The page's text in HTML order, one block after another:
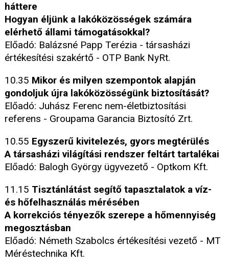
háttere
Hogyan éljünk a lakóközösségek számára
elérhető állami támogatásokkal?
Előadó: Balázsné Papp Terézia - társasházi
értékesítési szakértő - OTP Bank NyRt.
10.35 Mikor és milyen szempontok alapján
gondoljuk újra lakóközösségünk biztosítását?
Előadó: Juhász Ferenc nem-életbiztosítási
referens - Groupama Garancia Biztosító Zrt.
10.55 Egyszerű kivitelezés, gyors megtérülés
A társasházi világítási rendszer feltárt tartalékai
Előadó: Balogh György ügyvezető - Optkom Kft.
11.15 Tisztánlátást segítő tapasztalatok a víz-
és hőfelhasználás mérésében
A korrekciós tényezők szerepe a hőmennyiség
megosztásban
Előadó: Németh Szabolcs értékesítési vezető - MT
Méréstechnika Kft.